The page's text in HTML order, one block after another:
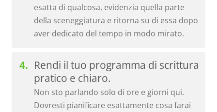
esatta di qualcosa, evidenzia quella parte
della sceneggiatura e ritorna su di essa dopo
aver dedicato del tempo in modo mirato.
Rendi il tuo programma di scrittura
pratico e chiaro.
Non sto parlando solo di ore e giorni qui.
Dovresti pianificare esattamente cosa farai